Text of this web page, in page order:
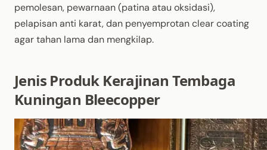
pemolesan, pewarnaan (patina atau oksidasi),
pelapisan anti karat, dan penyemprotan clear coating
agar tahan lama dan mengkilap.
Jenis Produk Kerajinan Tembaga
Kuningan Bleecopper